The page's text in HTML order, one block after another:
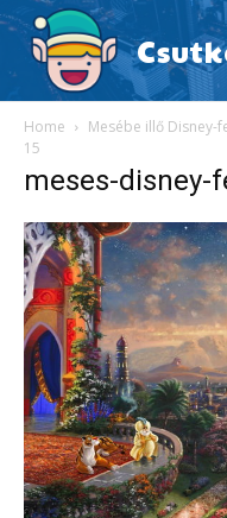
Home Mesébe illő Disney-
15
meses-disney-